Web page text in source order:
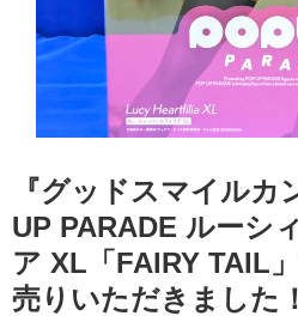
『グッドスマイル
UP PARADE ルーシ
ア XL「FAIRY TAIL
売りいただきました